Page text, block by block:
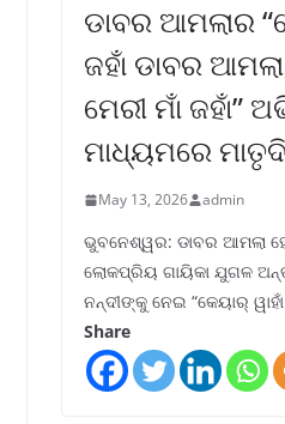
ଡାବର ଆମଲାର
ଜହାଁ ଡାବର
ମେରୀ ମାଁ ଜହାଁ”
ମାଧ୍ୟମରେ
May 13, 2026 admin
ଭୁବନେଶ୍ୱର: ଡାବର ଆମଲା
ଲୋକପ୍ରିୟ ଗାୟିକା ଯୁଗଳ
ନନ୍ଦୀଙ୍କୁ ନେଇ “କେୟାର୍
Share